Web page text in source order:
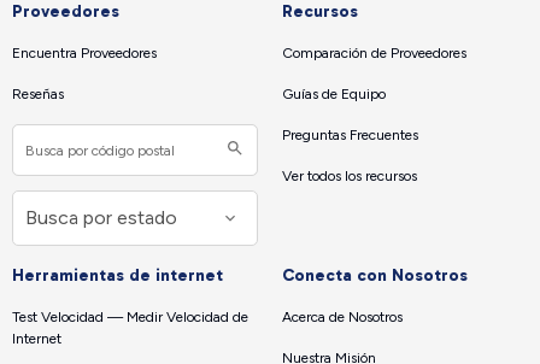
Proveedores
Encuentra Proveedores
Reseñas
Recursos
Comparación de Proveedores
Guías de Equipo
Preguntas Frecuentes
Ver todos los recursos
Herramientas de internet
Test Velocidad — Medir Velocidad de
Internet
Conecta con Nosotros
Acerca de Nosotros
Nuestra Misión